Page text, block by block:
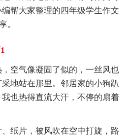
帮大家整理的四年级学生作文
。
空气像凝固了似的，一丝风也
地站在那里。邻居家的小狗趴
也热得直流大汗，不停的扇着
纸片，被风吹在空中打旋，路